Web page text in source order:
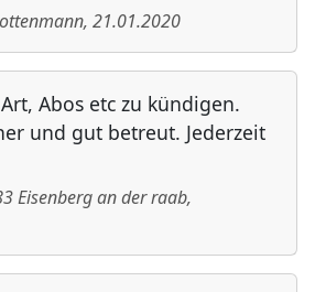
, 21.01.2020
Abos etc zu kündigen.
und gut betreut. Jederzeit
Eisenberg an der raab,